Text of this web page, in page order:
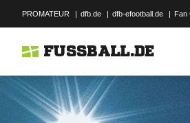
PROMATEUR | dfb.de | dfb-efootball.de | Fan
FUSSBALL.DE